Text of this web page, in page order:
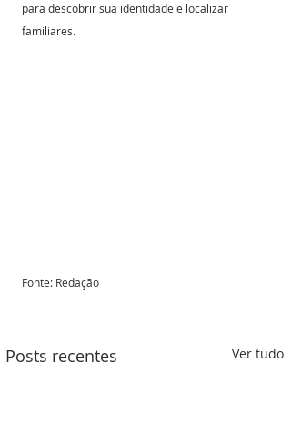
para descobrir sua identidade e localizar
familiares.
Fonte: Redação
Posts recentes Ver tudo